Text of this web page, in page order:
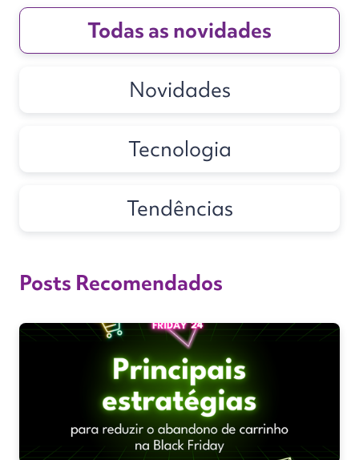
Todas as novidades
Novidades
Tecnologia
Tendências
Posts Recomendados